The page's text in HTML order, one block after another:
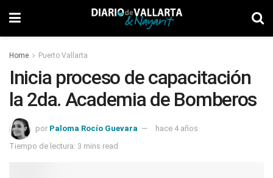
Home Puerto Vallarta
Inicia proceso de capacitación
la 2da. Academia de Bomberos
por Paloma Rocío Guevara
hace 4 años
Tiempo de lectura: 3 mins read